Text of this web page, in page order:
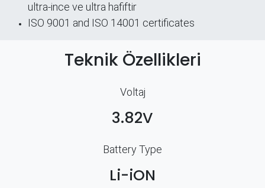
ultra-ince ve ultra hafiftir
ISO 9001 and ISO 14001 certificates
Teknik Özellikleri
Voltaj
3.82V
Battery Type
Li-iON